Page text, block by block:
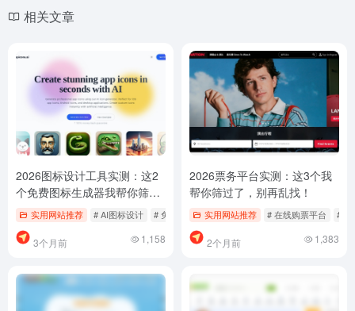
相关文章
2026图标设计工具实测：这2
个免费图标生成器我帮你筛过
了，别再乱找了
实用网站推荐 # AI图标设计 # 免费图标下载 # 图标生成器
3个月前 1,158
2026票务平台实测：这3个我
帮你筛过了，别再乱找！
实用网站推荐 # 在线购票平台 # 演
2个月前 1,383